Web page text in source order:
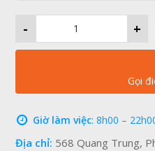
+
-
Gọi
Giờ làm việc: 8h00 –
Địa chỉ: 568 Quang Trung,